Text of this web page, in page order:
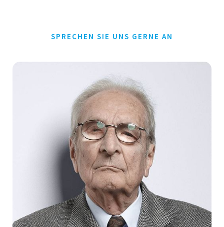
SPRECHEN SIE UNS GERNE AN